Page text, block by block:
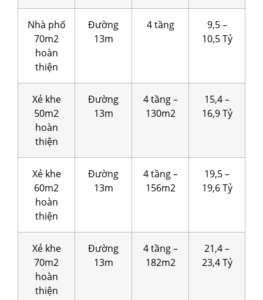
Nhà phố
70m2
hoàn
thiện
Đường
13m
4 tầng
9,5 –
10,5 Tỷ
Xẻ khe
50m2
hoàn
thiện
Đường
13m
4 tầng –
130m2
15,4 –
16,9 Tỷ
Xẻ khe
60m2
hoàn
thiện
Đường
13m
4 tầng –
156m2
19,5 –
19,6 Tỷ
Xẻ khe
70m2
hoàn
thiện
Đường
13m
4 tầng –
182m2
21,4 –
23,4 Tỷ